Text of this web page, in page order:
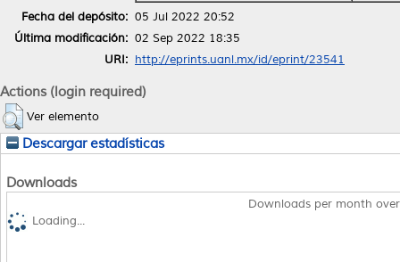
Fecha del depósito: 05 Jul 2022 20:52
Última modificación: 02 Sep 2022 18:35
URI: http://eprints.uanl.mx/id/eprint/23541
Actions (login required)
Ver elemento
Descargar estadísticas
Downloads
Downloads per month
Loading...